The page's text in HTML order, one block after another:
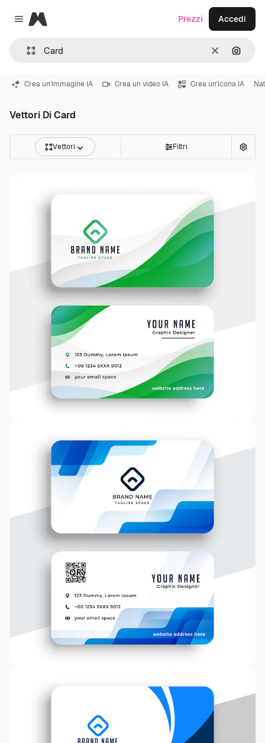
Close menu
Magnific
CancellaCerca
Prezzi Accedi
Crea un'immagine IA Crea un video IA Crea un'icona IA
Vettori Di Card
Vettori Filtri